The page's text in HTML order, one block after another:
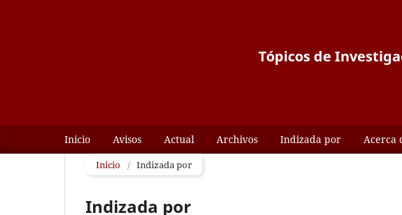
Tópicos de
Inicio Avisos Actual Archivos Indizada por Acerca
Inicio / Indizada por
Indizada por